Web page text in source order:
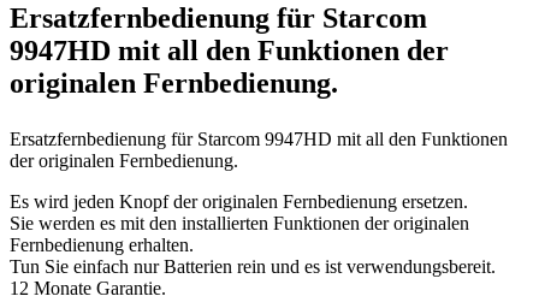
Ersatzfernbedienung für Starcom
9947HD mit all den Funktionen der
originalen Fernbedienung.
Ersatzfernbedienung fürStarcom 9947HD mit all den Funktionen
der originalen Fernbedienung.
Es wird jeden Knopf der originalen Fernbedienung ersetzen.
Sie werden es mit den installierten Funktionen der originalen
Fernbedienung erhalten.
Tun Sie einfach nur Batterien rein und es ist verwendungsbereit.
12 Monate Garantie.